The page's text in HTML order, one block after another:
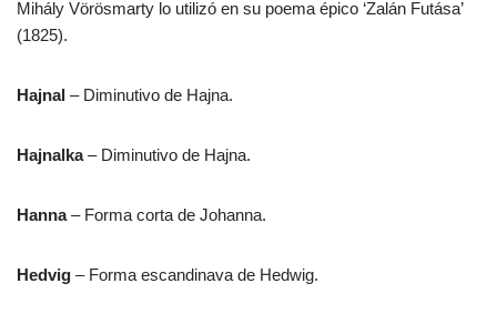
Mihály Vörösmarty lo utilizó en su poema épico ‘Zalán Futása’
(1825).
Hajnal – Diminutivo de Hajna.
Hajnalka– Diminutivo de Hajna.
Hanna– Forma corta de Johanna.
Hedvig – Forma escandinava de Hedwig.